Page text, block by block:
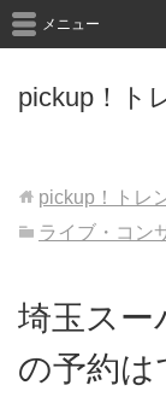
pickup！ト
メニュー
pickup！トレ
ライブ・コン
埼玉スー
の予約は